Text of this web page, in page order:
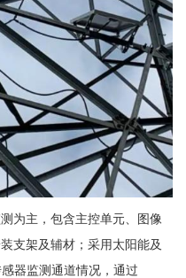
为主，包含主控单元、图像
支架及辅材；采用太阳能及
器监测通道情况，通过